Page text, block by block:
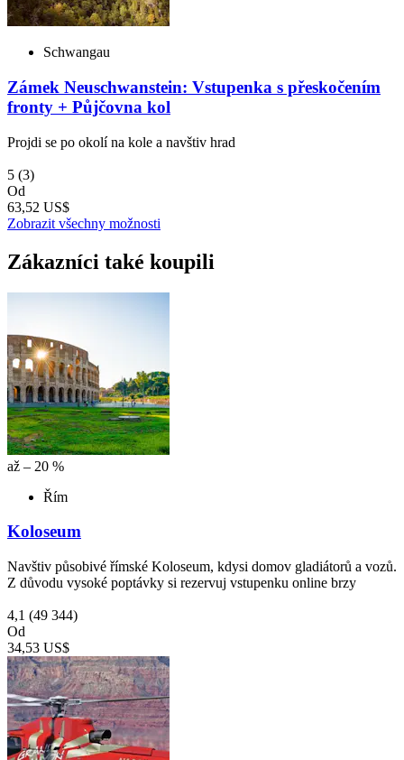
Schwangau
Zámek Neuschwanstein: Vstupenka s přeskočením
fronty + Půjčovna kol
Projdi se po okolí na kole a navštiv hrad
5 (3)
Od
63,52 US$
Zobrazit všechny možnosti
Zákazníci také koupili
až – 20 %
Řím
Koloseum
Navštiv působivé římské Koloseum, kdysi domov gladiátorů a vozů.
Z důvodu vysoké poptávky si rezervuj vstupenku online brzy
4,1 (49 344)
Od
34,53 US$